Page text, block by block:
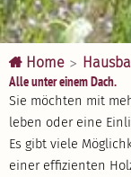
Home >
Alle unter einem Dach.
Sie möchten mit
leben oder eine
Es gibt viele
einer effizi­enten